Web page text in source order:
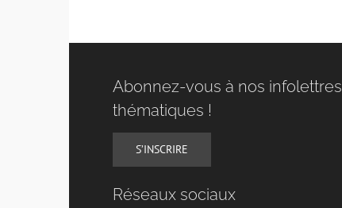
Abonnez-vous à nos infolettres
thématiques !
S’INSCRIRE
Réseaux sociaux